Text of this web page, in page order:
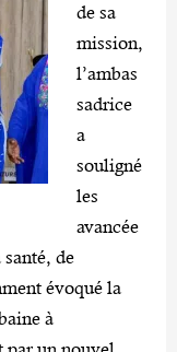
de sa
mission,
l’ambas
sadrice
a
souligné
les
avancée
santé, de
évoqué la
à